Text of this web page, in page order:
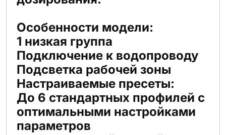
Особенности модели:
1 низкая группа
Подключение к водопроводу
Подсветка рабочей зоны
Настраиваемые пресеты:
До 6 стандартных профилей с
оптимальными настройками
параметров